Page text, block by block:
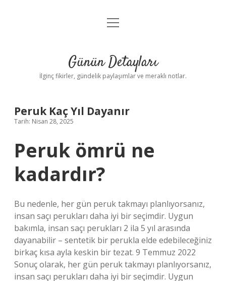
Gizlilik Politikası
Yasal Uyarı
menüyü
Günün Detayları
İlginç fikirler, gündelik paylaşımlar ve meraklı notlar.
Peruk Kaç Yıl Dayanır
Tarih: Nisan 28, 2025
Peruk ömrü ne
kadardır?
Bu nedenle, her gün peruk takmayı planlıyorsanız,
insan saçı perukları daha iyi bir seçimdir. Uygun
bakımla, insan saçı perukları 2 ila 5 yıl arasında
dayanabilir – sentetik bir perukla elde edebileceğiniz
birkaç kısa ayla keskin bir tezat. 9 Temmuz 2022
Sonuç olarak, her gün peruk takmayı planlıyorsanız,
insan saçı perukları daha iyi bir seçimdir. Uygun